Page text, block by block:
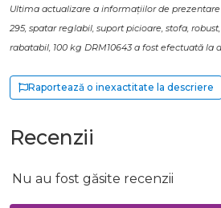
Ultima actualizare a informațiilor de
295, spatar reglabil, suport picioare, stofa,
rabatabil, 100 kg DRM10643 a fost efectuată la
Raportează o inexactitate la descriere
Recenzii
Nu au fost găsite recenzii